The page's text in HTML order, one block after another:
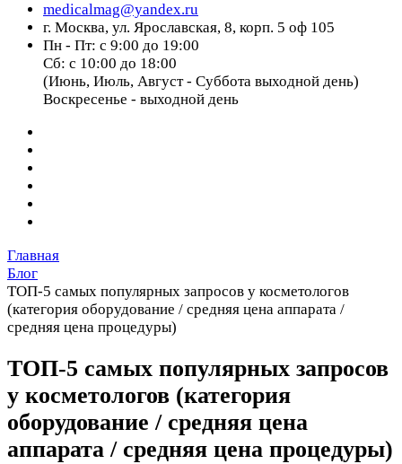
medicalmag@yandex.ru
г. Москва, ул. Ярославская, 8, корп. 5 оф 105
Пн - Пт: с 9:00 до 19:00
Сб: с 10:00 до 18:00
(Июнь, Июль, Август - Суббота выходной день)
Воскресенье - выходной день
Главная
Блог
ТОП-5 самых популярных запросов у косметологов
(категория оборудование / средняя цена аппарата /
средняя цена процедуры)
ТОП-5 самых популярных запросов
у косметологов (категория
оборудование / средняя цена
аппарата / средняя цена процедуры)